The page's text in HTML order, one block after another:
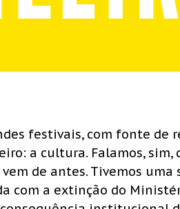
festivais, com fonte de
a cultura. Falamos,
de antes. Tivemos uma
com a extinção do